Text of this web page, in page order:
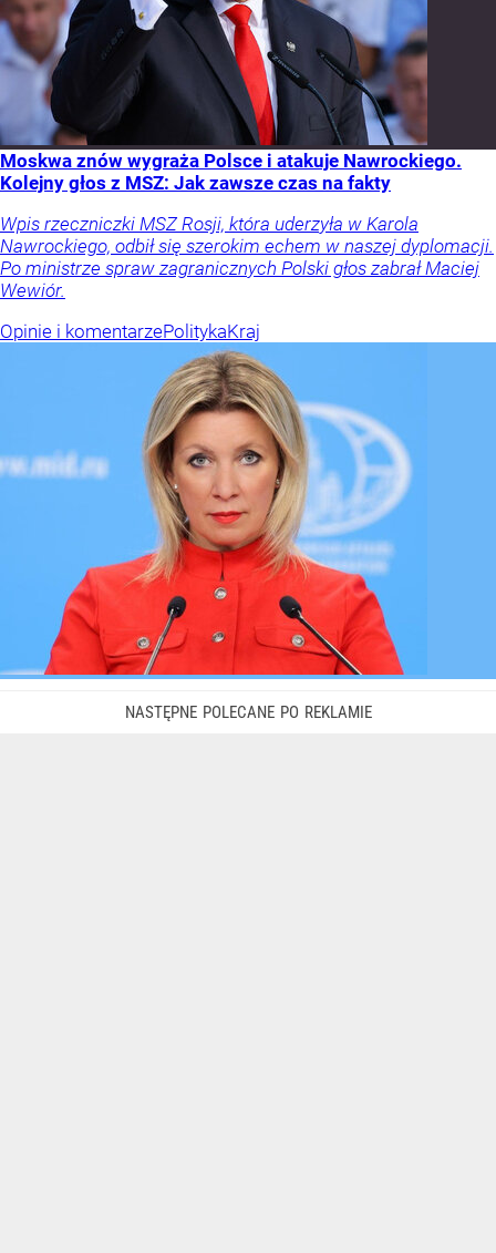
Moskwa znów wygraża Polsce i atakuje Nawrockiego.
Kolejny głos z MSZ: Jak zawsze czas na fakty
Wpis rzeczniczki MSZ Rosji, która uderzyła w Karola
Nawrockiego, odbił się szerokim echem w naszej dyplomacji.
Po ministrze spraw zagranicznych Polski głos zabrał Maciej
Wewiór.
Opinie i komentarzePolitykaKraj